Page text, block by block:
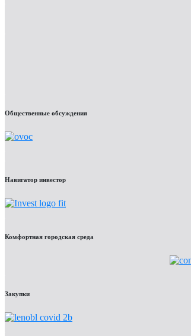
Общественные обсуждения
Навигатор инвестор
Комфортная городская среда
Закупки